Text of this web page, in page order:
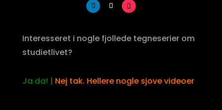
Interesseret i nogle fjollede tegneserier om
studietlivet?
Ja da! | Nej tak. Hellere nogle sjove videoer